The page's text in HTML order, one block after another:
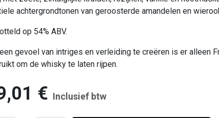
achtergrondtonen van geroosterde amandelen en
op 54% ABV.
​​gevoel van intriges en verleiding te creëren is er alleen
om de whisky te laten rijpen.
€ Inclusief btw